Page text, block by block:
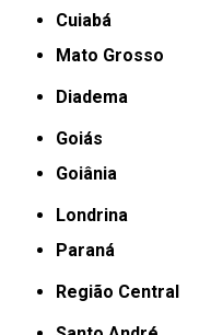
Cuiabá
Mato Grosso
Diadema
Goiás
Goiânia
Londrina
Paraná
Região Central